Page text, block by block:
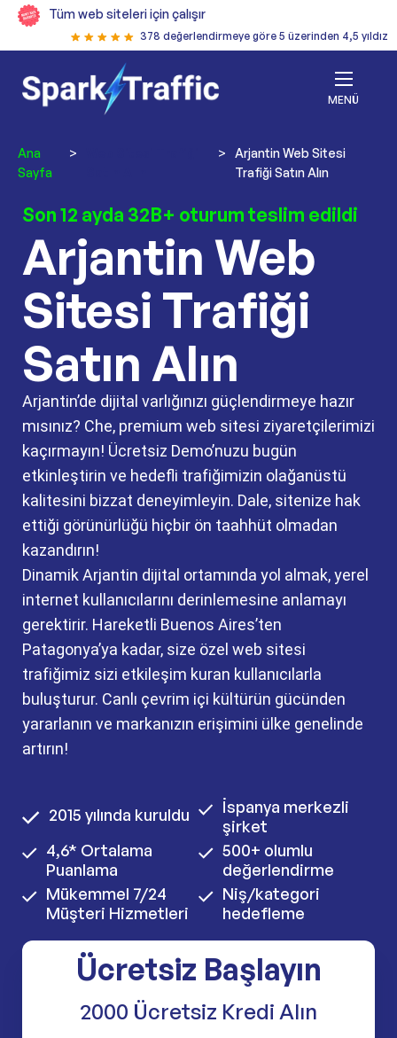
Tüm web siteleri için çalışır
378 değerlendirmeye göre 5 üzerinden 4,5 yıldız
MENÜ
Ana
Sayfa
> >
Arjantin Web Sitesi
Trafiği Satın Alın
Son 12 ayda 32B+ oturum teslim edildi
Arjantin Web
Sitesi Trafiği
Satın Alın
Arjantin’de dijital varlığınızı güçlendirmeye hazır
mısınız? Che, premium web sitesi ziyaretçilerimizi
kaçırmayın! Ücretsiz Demo’nuzu bugün
etkinleştirin ve hedefli trafiğimizin olağanüstü
kalitesini bizzat deneyimleyin. Dale, sitenize hak
ettiği görünürlüğü hiçbir ön taahhüt olmadan
kazandırın!
Dinamik Arjantin dijital ortamında yol almak, yerel
internet kullanıcılarını derinlemesine anlamayı
gerektirir. Hareketli Buenos Aires’ten
Patagonya’ya kadar, size özel web sitesi
trafiğimiz sizi etkileşim kuran kullanıcılarla
buluşturur. Canlı çevrim içi kültürün gücünden
yararlanın ve markanızın erişimini ülke genelinde
artırın!
2015 yılında kuruldu
4,6* Ortalama
Puanlama
Mükemmel 7/24
Müşteri Hizmetleri
İspanya merkezli
şirket
500+ olumlu
değerlendirme
Niş/kategori
hedefleme
Ücretsiz Başlayın
2000 Ücretsiz Kredi Alın